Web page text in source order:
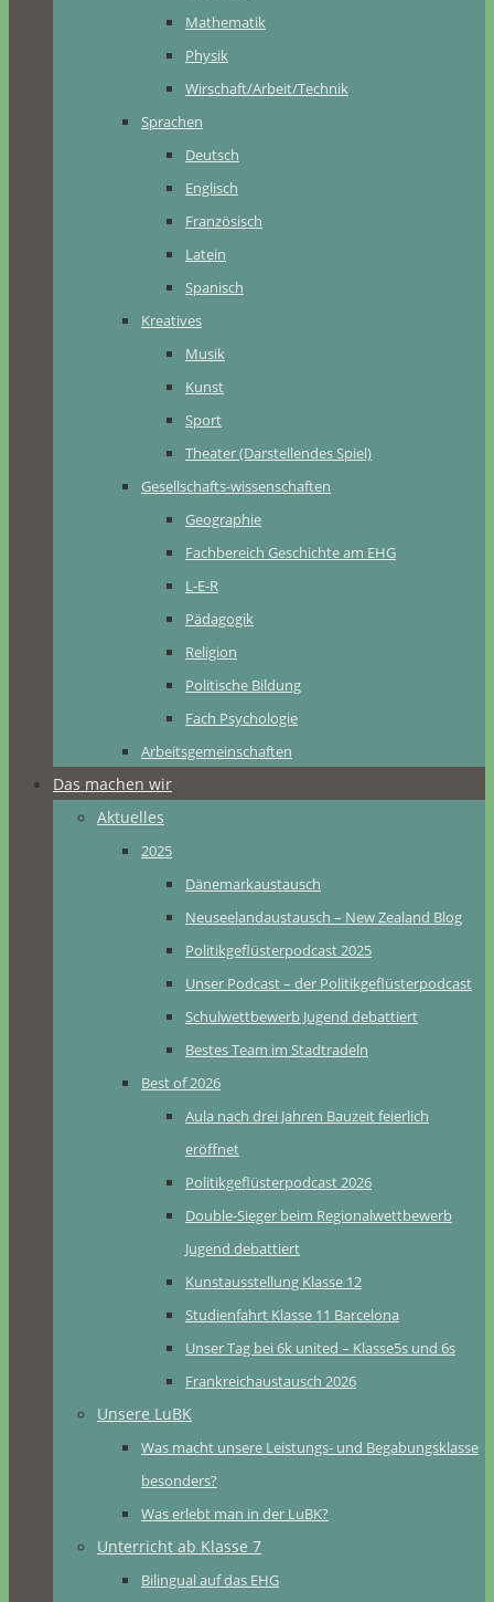
Mathematik
Physik
Wirschaft/Arbeit/Technik
Sprachen
Deutsch
Englisch
Französisch
Latein
Spanisch
Kreatives
Musik
Kunst
Sport
Theater (Darstellendes Spiel)
Gesellschafts-wissenschaften
Geographie
Fachbereich Geschichte am EHG
L-E-R
Pädagogik
Religion
Politische Bildung
Fach Psychologie
Arbeitsgemeinschaften
Das machen wir
Aktuelles
2025
Dänemarkaustausch
Neuseelandaustausch – New Zealand Blog
Politikgeflüsterpodcast 2025
Unser Podcast – der Politikgeflüsterpodcast
Schulwettbewerb Jugend debattiert
Bestes Team im Stadtradeln
Best of 2026
Aula nach drei Jahren Bauzeit feierlich
eröffnet
Politikgeflüsterpodcast 2026
Double-Sieger beim Regionalwettbewerb
Jugend debattiert
Kunstausstellung Klasse 12
Studienfahrt Klasse 11 Barcelona
Unser Tag bei 6k united – Klasse5s und 6s
Frankreichaustausch 2026
Unsere LuBK
Was macht unsere Leistungs- und Begabungsklasse
besonders?
Was erlebt man in der LuBK?
Unterricht ab Klasse 7
Bilingual auf das EHG